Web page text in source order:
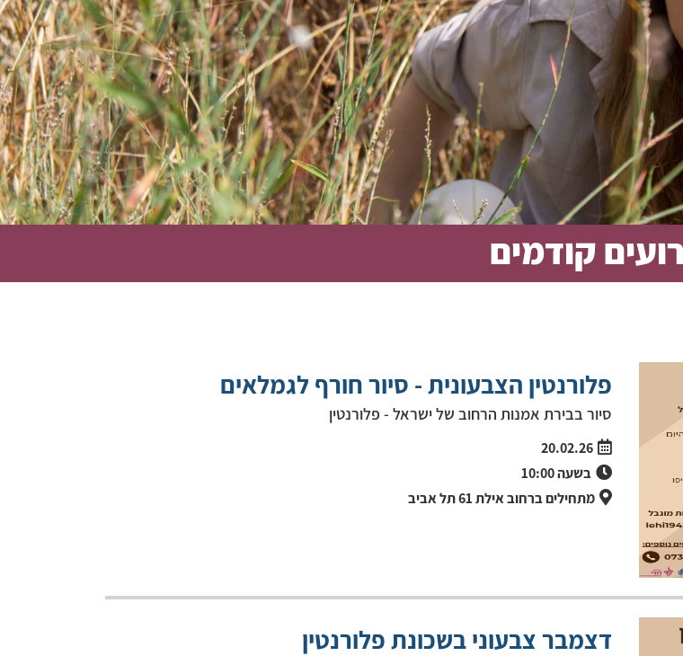
קודמים
פלורנטין הצבעונית - סיור חורף לגמלאים
סיור בבירת אמנות הרחוב של ישראל - פלורנטין
20.02.26
בשעה10:00
מתחילים ברחוב אילת 61 תל אביב
דצמבר צבעוני בשכונת פלורנטין